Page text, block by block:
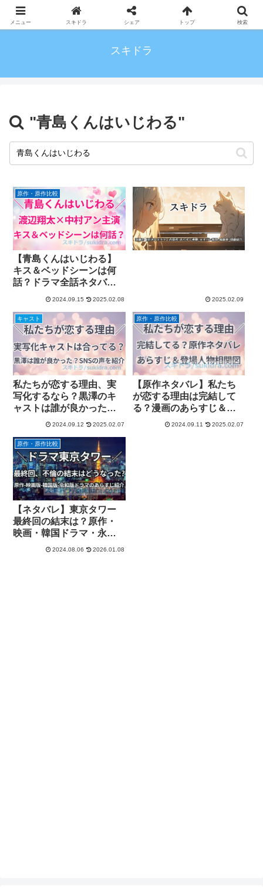
スキドラ
"青島くんはいじわる"
原作・原作比較
【青島くんはいじわる】
キス＆ベッドシーンは何
話？ドラマ全話ネタバレ
感想・あらすじ
2024.09.15 2025.02.08 2025.02.09
キャスト
私たちが恋する理由、実
写化するなら？黒澤のキ
ャストは誰が良かった？
SNSの声を紹介
2024.09.12 2025.02.07
原作・原作比較
【原作ネタバレ】私たち
が恋する理由は完結して
る？漫画のあらすじ＆登
場人物相関図2024.09.11 2025.02.07
原作・原作比較
【ネタバレ】東京タワー
最終回の結末は？原作・
映画・韓国ドラマ・永瀬
廉ドラマのラストまとめ
2024.08.06 2026.01.08
メニュー スキドラ シェア トップ 検索